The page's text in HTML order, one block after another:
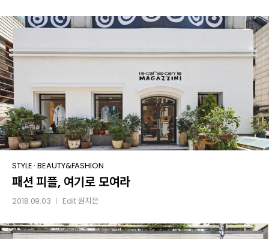
패션
피플,
여기로
STYLE ·BEAUTY&FASHION
패션 피플, 여기로 모여라
2018.09.03 Edit원지은